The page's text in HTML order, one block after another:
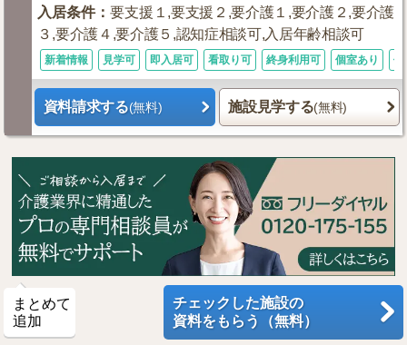
入居条件：要支援１,要支援２,要介護１,要介護２,要介護
３,要介護４,要介護５,認知症相談可,入居年齢相談可
新着情報 見学可 即入居可 看取り可 終身利用可 個室あり 体
資料請求する(無料) 施設見学する(無料)
まとめて
追加
チェックした施設の
資料をもらう（無料）